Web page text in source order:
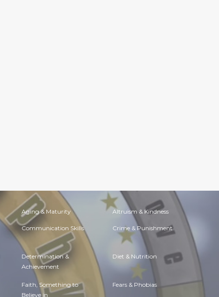
Aging & Maturity Altruism & Kindness
Communication Skills Crime & Punishment
Determination &
Achievement
Diet & Nutrition
Faith, Something to Fears & Phobias